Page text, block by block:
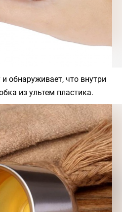
обнаруживает, что внутри
из ультем пластика.